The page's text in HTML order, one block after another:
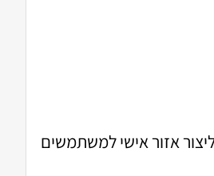
אזור אישי למשתמשים